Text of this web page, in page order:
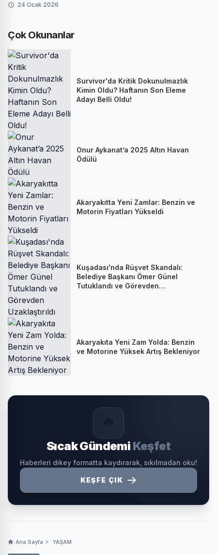
24 Ocak 2026
Çok Okunanlar
Survivor'da Kritik Dokunulmazlık
Kimin Oldu? Haftanın Son Eleme
Adayı Belli Oldu!
Onur Aykanat’a 2025 Altın Havan
Ödülü
Akaryakıtta Yeni Zamlar: Benzin ve
Motorin Fiyatları Yükseldi
Kuşadası'nda Rüşvet Skandalı:
Belediye Başkanı Ömer Günel
Tutuklandı ve Görevden
Akaryakıta Yeni Zam Yolda: Benzin
ve Motorine Yüksek Artış Bekleniyor
Sıcak Gündemi Keşfet
Haberleri dikey formatta kaydırarak, sıkılmadan oku!
KEŞFE ÇIK
Ana Sayfa YAŞAM